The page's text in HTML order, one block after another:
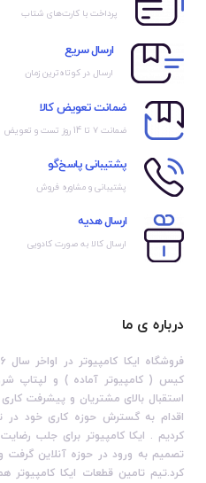
پرداخت با کارت‌های شتاب
ارسال سریع
ارسال در کوتاه‌ترین زمان
ضمانت تعویض کالا
ضمانت ۷ تا 14 روز تست و تعویض
پشتیبانی پاسخ‌گو
پشتیبانی و مشاوره فروش
ارسال هدیه
ارسال کالا به صورت کادویی
درباره ی ما
کیس ( کامپیوتر آماده ) و لپتاپ
اقدام به گسترش حوزه کاری خود در
تصمیم به ورود در حوزه آنلاین گرفت و
کرد.تیم تامین قطعات ایکا کامپیوتر